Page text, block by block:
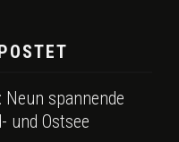
spannende
und Ostsee